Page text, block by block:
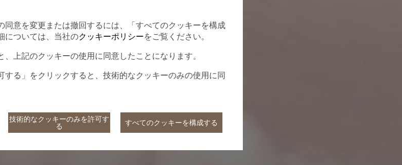
同意を変更または撤回するには、「すべてのクッキーを構成
については、当社のクッキーポリシーをご覧ください。
、上記のクッキーの使用に同意したことになります。
する」をクリックすると、技術的なクッキーのみの使用に同
技術的なクッキーのみを許可す
る すべてのクッキーを構成する